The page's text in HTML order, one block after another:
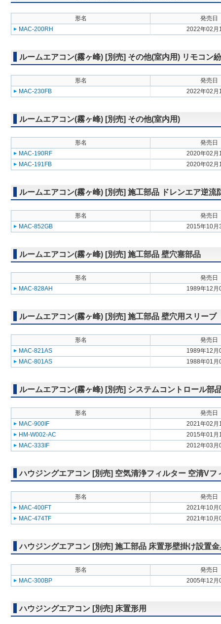
形名
発売日
MAC-200RH
2022年02月
ルームエアコン(霧ヶ峰) [別売] その他(室内用) リモコン
形名
発売日
MAC-230FB
2022年02月
ルームエアコン(霧ヶ峰) [別売] その他(室内用)
形名
発売日
MAC-190RF
2020年02月
MAC-191FB
2020年02月
ルームエアコン(霧ヶ峰) [別売] 施工部品 ドレンエア逆流
形名
発売日
MAC-852GB
2015年10月
ルームエアコン(霧ヶ峰) [別売] 施工部品 壁穴塞部品
形名
発売日
MAC-828AH
1989年12月
ルームエアコン(霧ヶ峰) [別売] 施工部品 壁穴用スリーブ
形名
発売日
MAC-821AS
1989年12月
MAC-801AS
1988年01月
ルームエアコン(霧ヶ峰) [別売] システムコントロール部
形名
発売日
MAC-900IF
2021年02月
HM-W002-AC
2015年01月
MAC-333IF
2012年03月
ハウジングエアコン [別売] 空気清浄フィルター 空清Vフ
形名
発売日
MAC-400FT
2021年10月
MAC-474TF
2021年10月
ハウジングエアコン [別売] 施工部品 床置形壁掛け設置金
形名
発売日
MAC-300BP
2005年12月
ハウジングエアコン [別売] 床置形用